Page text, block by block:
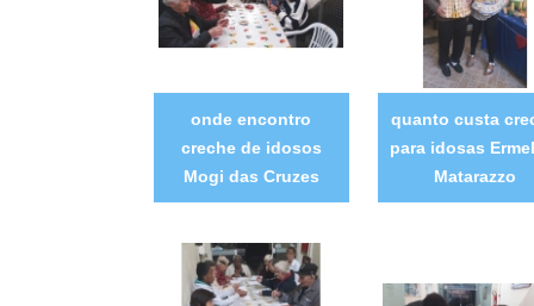
onde encontro
creche de idosos
Mogi das Cruzes
quanto custa
para idosas
Matarazzo